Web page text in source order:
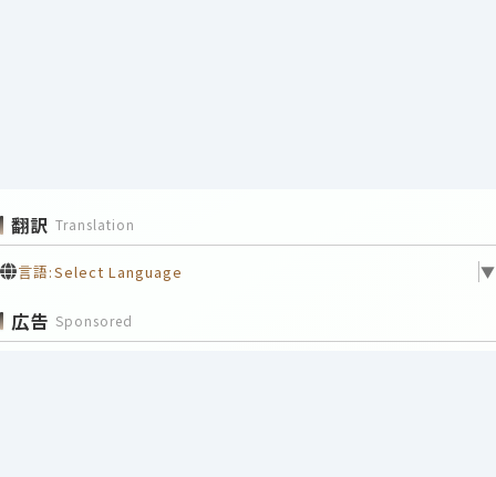
翻訳 Translation
言語:Select Language ▼
広告 Sponsored